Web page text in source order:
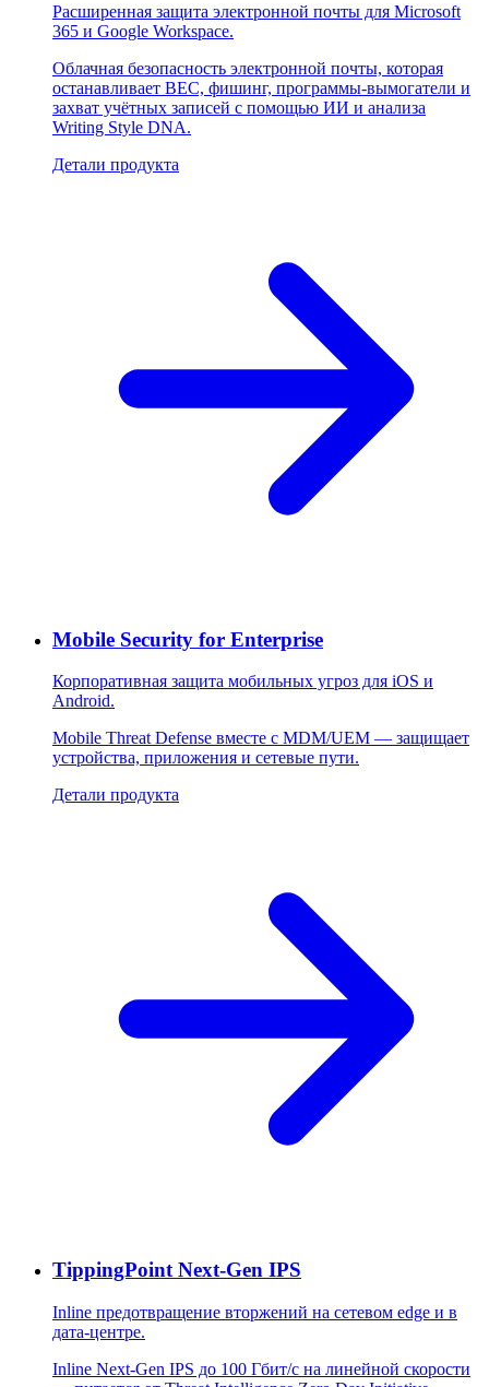
Расширенная защита электронной почты для Microsoft
365 и Google Workspace.
Облачная безопасность электронной почты, которая
останавливает BEC, фишинг, программы-вымогатели и
захват учётных записей с помощью ИИ и анализа
Writing Style DNA.
Детали продукта
Mobile Security for Enterprise
Корпоративная защита мобильных угроз для iOS и
Android.
Mobile Threat Defense вместе с MDM/UEM — защищает
устройства, приложения и сетевые пути.
Детали продукта
TippingPoint Next-Gen IPS
Inline предотвращение вторжений на сетевом edge и в
дата-центре.
Inline Next-Gen IPS до 100 Гбит/с на линейной скорости